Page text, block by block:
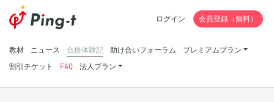
教材 ニュース 合格体験記 助け合いフォーラム
プレミアムプラン
割引チケット
FAQ 法人プラン
ログイン 会員登録（無料）